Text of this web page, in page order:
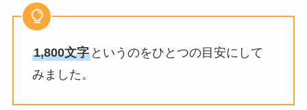
1,800文字というのをひとつの目安にして
みました。